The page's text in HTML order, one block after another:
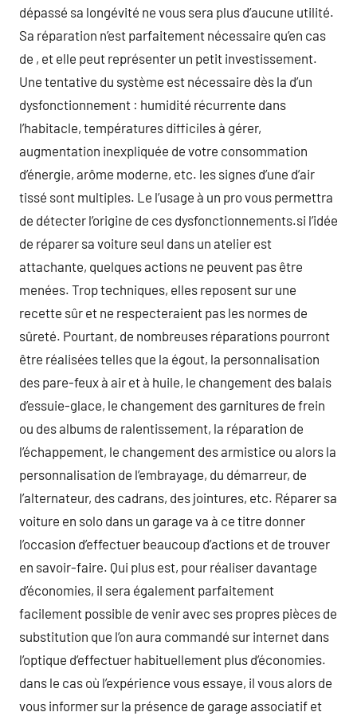
dépassé sa longévité ne vous sera plus d’aucune utilité.
Sa réparation n’est parfaitement nécessaire qu’en cas
de , et elle peut représenter un petit investissement.
Une tentative du système est nécessaire dès la d’un
dysfonctionnement : humidité récurrente dans
l’habitacle, températures difficiles à gérer,
augmentation inexpliquée de votre consommation
d’énergie, arôme moderne, etc. les signes d’une d’air
tissé sont multiples. Le l’usage à un pro vous permettra
de détecter l’origine de ces dysfonctionnements.si l’idée
de réparer sa voiture seul dans un atelier est
attachante, quelques actions ne peuvent pas être
menées. Trop techniques, elles reposent sur une
recette sûr et ne respecteraient pas les normes de
sûreté. Pourtant, de nombreuses réparations pourront
être réalisées telles que la égout, la personnalisation
des pare-feux à air et à huile, le changement des balais
d’essuie-glace, le changement des garnitures de frein
ou des albums de ralentissement, la réparation de
l’échappement, le changement des armistice ou alors la
personnalisation de l’embrayage, du démarreur, de
l’alternateur, des cadrans, des jointures, etc. Réparer sa
voiture en solo dans un garage va à ce titre donner
l’occasion d’effectuer beaucoup d’actions et de trouver
en savoir-faire. Qui plus est, pour réaliser davantage
d’économies, il sera également parfaitement
facilement possible de venir avec ses propres pièces de
substitution que l’on aura commandé sur internet dans
l’optique d’effectuer habituellement plus d’économies.
dans le cas où l’expérience vous essaye, il vous alors de
vous informer sur la présence de garage associatif et